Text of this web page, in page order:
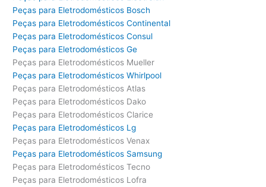
Peças para Eletrodomésticos Bosch
Peças para Eletrodomésticos Continental
Peças para Eletrodomésticos Consul
Peças para Eletrodomésticos Ge
Peças para Eletrodomésticos Mueller
Peças para Eletrodomésticos Whirlpool
Peças para Eletrodomésticos Atlas
Peças para Eletrodomésticos Dako
Peças para Eletrodomésticos Clarice
Peças para Eletrodomésticos Lg
Peças para Eletrodomésticos Venax
Peças para Eletrodomésticos Samsung
Peças para Eletrodomésticos Tecno
Peças para Eletrodomésticos Lofra